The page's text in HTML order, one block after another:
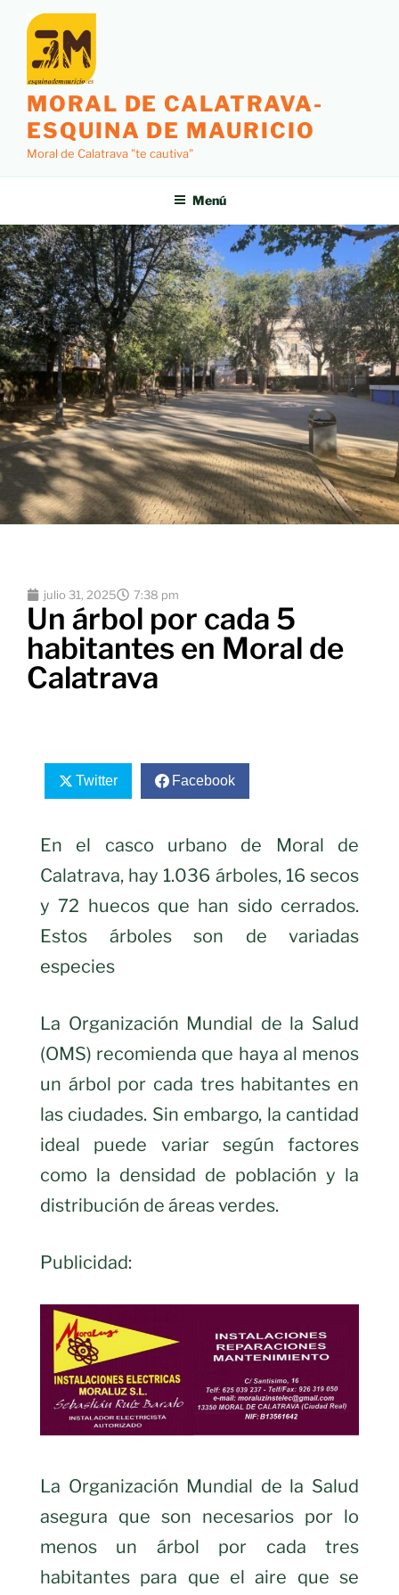
MORAL DE CALATRAVA-
ESQUINA DE MAURICIO
Moral de Calatrava "te cautiva"
Menú
julio 31, 2025 7:38 pm
Un árbol por cada 5
habitantes en Moral de
Calatrava
Twitter Facebook
En el casco urbano de Moral de
Calatrava, hay 1.036 árboles, 16 secos
y 72 huecos que han sido cerrados.
Estos árboles son de variadas
especies
La Organización Mundial de la Salud
(OMS) recomienda que haya al menos
un árbol por cada tres habitantes en
las ciudades. Sin embargo, la cantidad
ideal puede variar según factores
como la densidad de población y la
distribución de áreas verdes.
Publicidad:
La Organización Mundial de la Salud
asegura que son necesarios por lo
menos un árbol por cada tres
habitantes para que el aire que se